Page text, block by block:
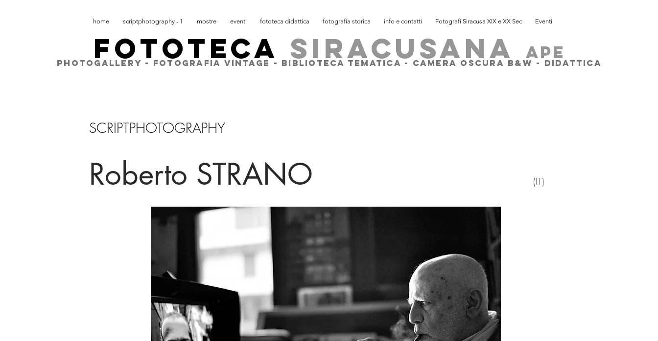
home scriptphotography - 1 mostre eventi fototeca didattica fotografia storica info e contatti Fotografi Siracusa XIX e XX Sec Eventi
FOTOTECA SIRACUSANAape
PHOTOGALLERY - FOTOGRAFIA VINTAGE - BIBLIOTECA TEMATICA - CAMERA OSCURA B&W - DIDATTICA
SCRIPTPHOTOGRAPHY
Roberto STRANO (IT)